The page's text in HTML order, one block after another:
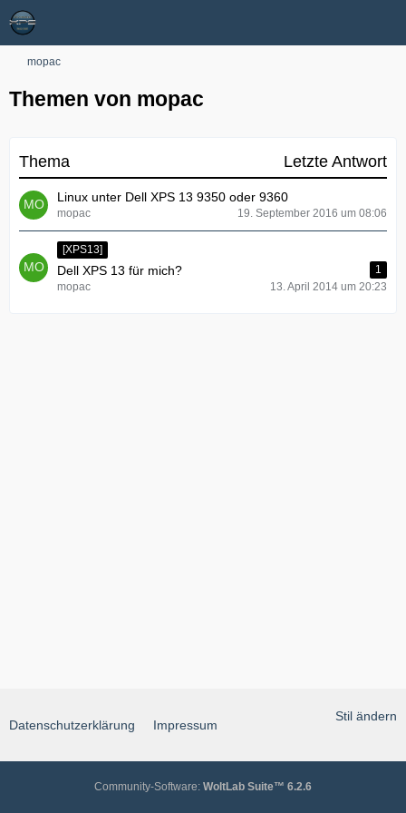
mopac
Themen von mopac
Thema Letzte Antwort
Linux unter Dell XPS 13 9350 oder 9360
mopac 19. September 2016 um 08:06
[XPS13]
Dell XPS 13 für mich?
1
mopac
13. April 2014 um 20:23
Stil ändern
Datenschutzerklärung Impressum
Community-Software: WoltLab Suite™ 6.2.6